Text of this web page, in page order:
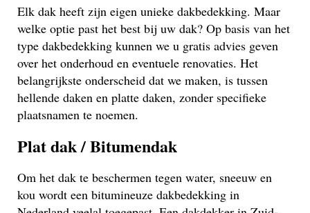
Elk dak heeft zijn eigen unieke dakbedekking. Maar
welke optie past het best bij uw dak? Op basis van het
type dakbedekking kunnen we u gratis advies geven
over het onderhoud en eventuele renovaties. Het
belangrijkste onderscheid dat we maken, is tussen
hellende daken en platte daken, zonder specifieke
plaatsnamen te noemen.
Plat dak / Bitumendak
Om het dak te beschermen tegen water, sneeuw en
kou wordt een bitumineuze dakbedekking in